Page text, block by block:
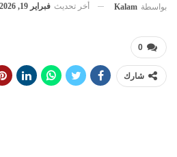
بواسطة Kalam أخر تحديث فبراير 19, 2026
0
شارك